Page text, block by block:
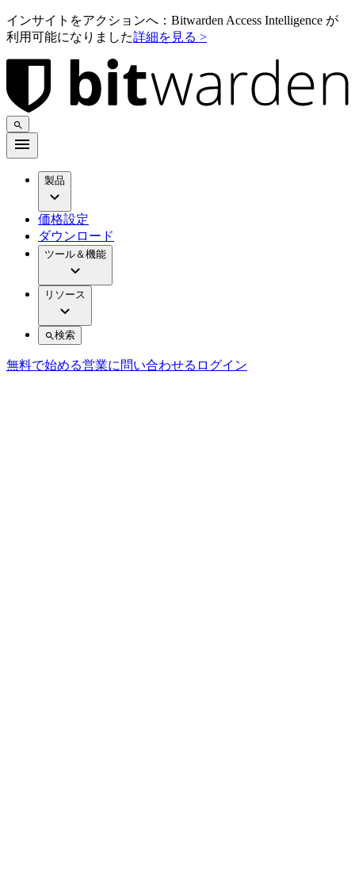
インサイトをアクションへ：Bitwarden Access Intelligence が
利用可能になりました詳細を見る >
製品
価格設定
ダウンロード
ツール＆機能
リソース
検索
無料で始める営業に問い合わせる ログイン